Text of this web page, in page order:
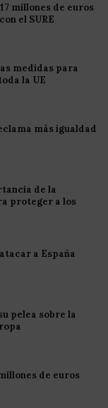
millones de euros
el SURE
medidas para
la UE
más igualdad
de la
proteger a los
a España
pelea sobre la
de euros